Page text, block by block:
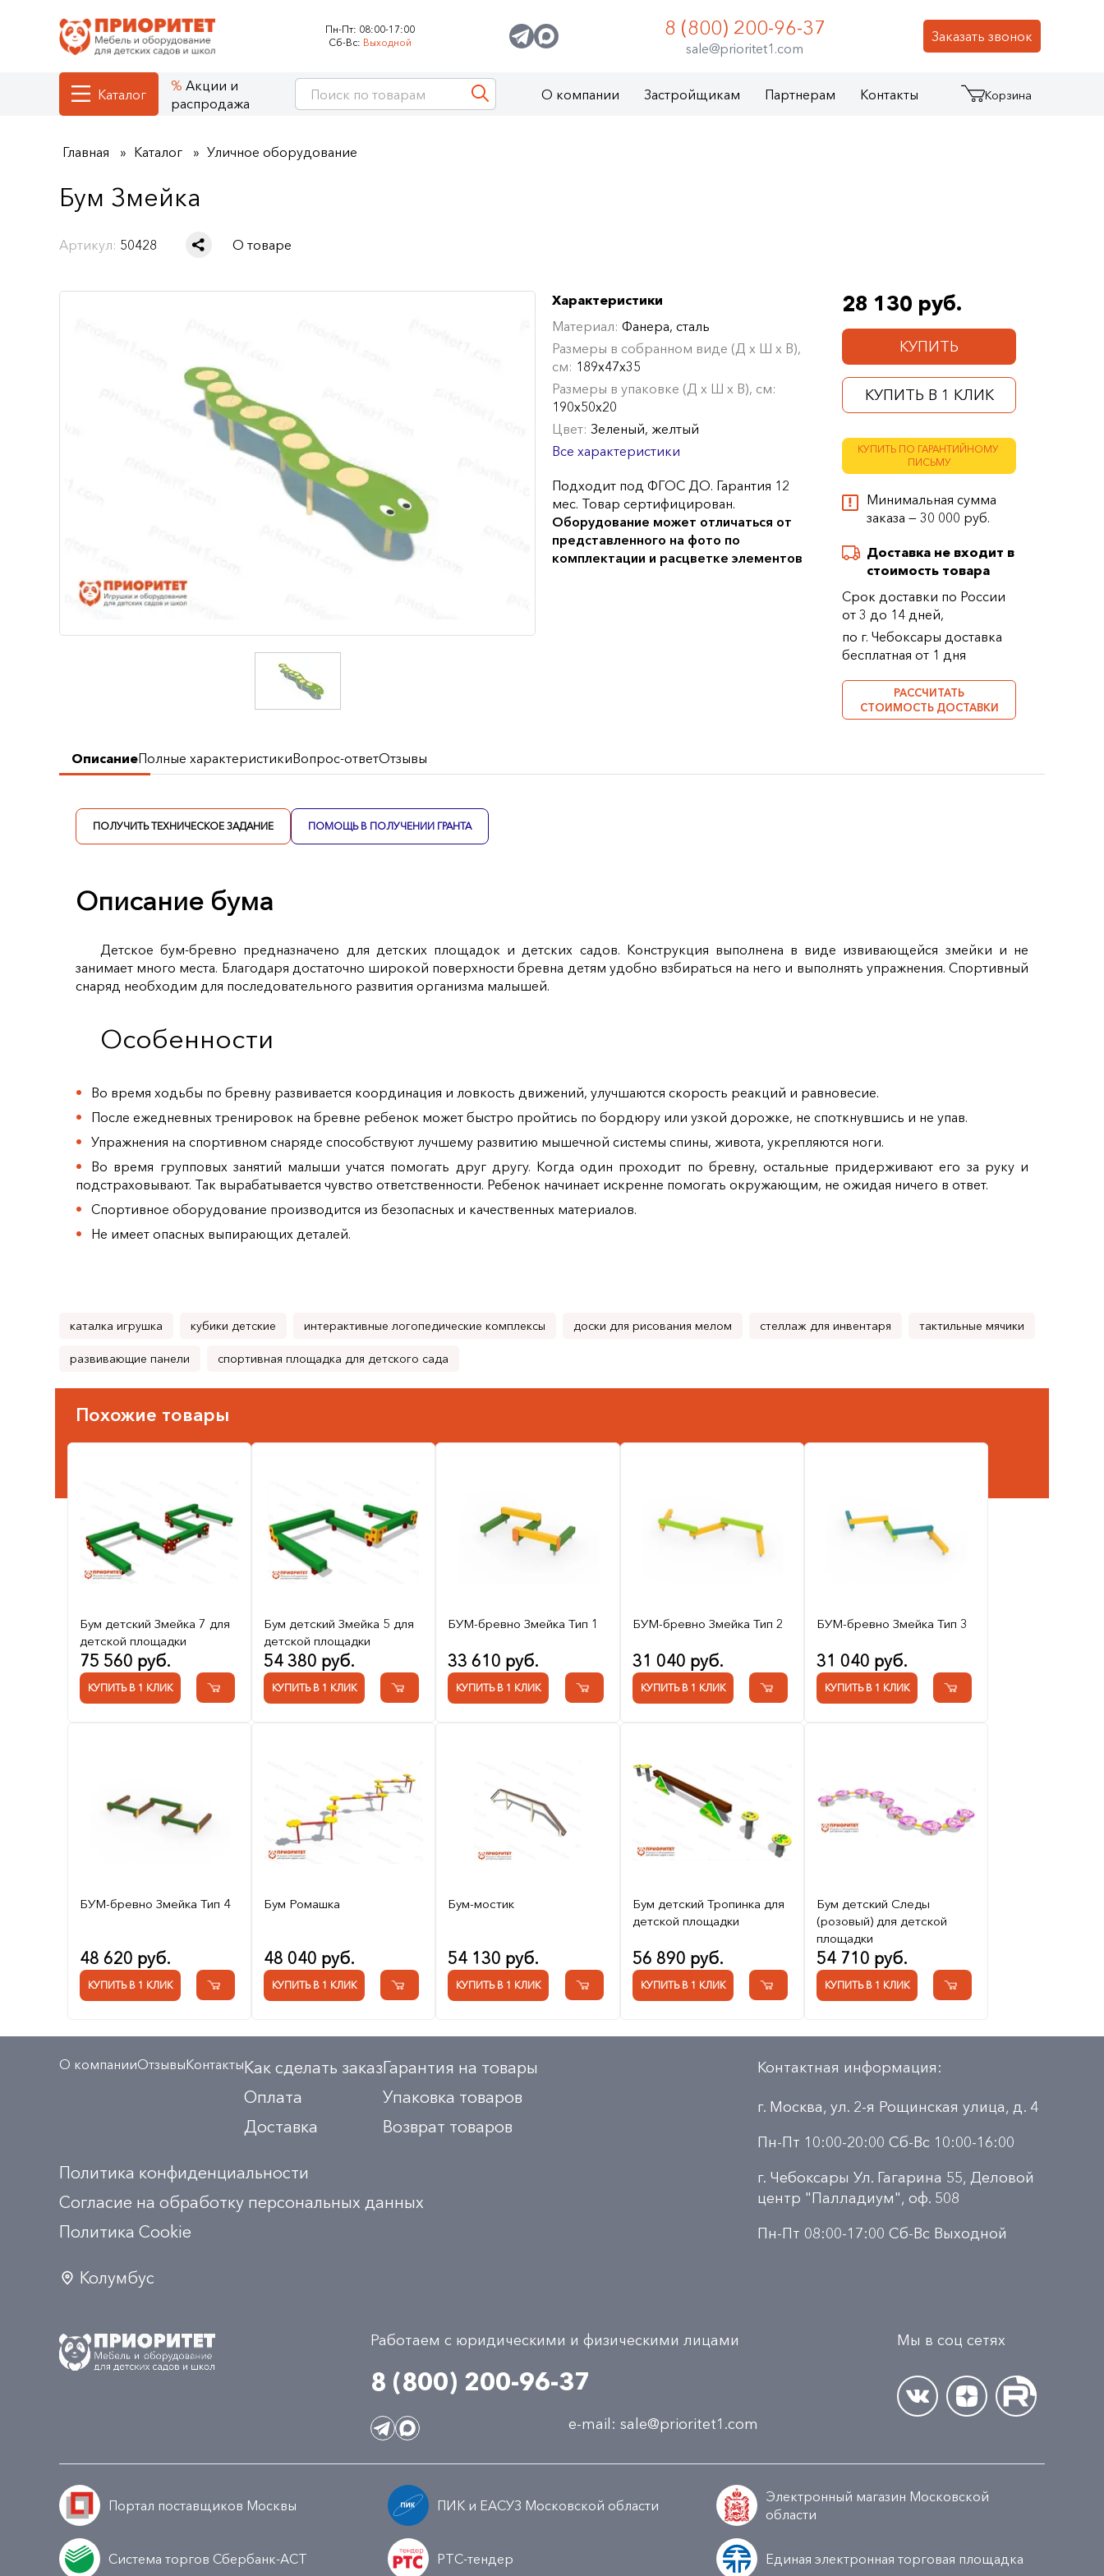
Пн-Пт: 08:00-17:00
Сб-Вс: Выходной Заказать звонок
8 (800) 200-96-37
sale@prioritet1.com
Каталог
Акции и
распродажа
О компании Застройщикам Партнерам Контакты Корзина
Главная Каталог Уличное оборудование
Бум Змейка
Артикул: 50428 О товаре
28 130 руб.
КУПИТЬ
КУПИТЬ В 1 КЛИК
КУПИТЬ ПО ГАРАНТИЙНОМУ
ПИСЬМУ
Минимальная сумма
заказа — 30 000 руб.
Доставка не входит в
стоимость товара
Срок доставки по России
от 3 до 14 дней,
по г. Чебоксары доставка
бесплатная от 1 дня
РАССЧИТАТЬ
СТОИМОСТЬ ДОСТАВКИ
Характеристики
Материал: Фанера, сталь
Размеры в собранном виде (Д х Ш х В),
см: 189х47х35
Размеры в упаковке (Д х Ш х В), см:
190х50х20
Цвет: Зеленый, желтый
Все характеристики
Подходит под ФГОС ДО. Гарантия 12
мес. Товар сертифицирован.
Оборудование может отличаться от
представленного на фото по
комплектации и расцветке элементов
ОписаниеПолные характеристикиВопрос-ответОтзывы
ПОЛУЧИТЬ ТЕХНИЧЕСКОЕ ЗАДАНИЕ ПОМОЩЬ В ПОЛУЧЕНИИ ГРАНТА
Описание бума
Детское бум-бревно предназначено для детских площадок и детских садов. Конструкция выполнена в виде извивающейся змейки и не
занимает много места. Благодаря достаточно широкой поверхности бревна детям удобно взбираться на него и выполнять упражнения. Спортивный
снаряд необходим для последовательного развития организма малышей.
Особенности
Во время ходьбы по бревну развивается координация и ловкость движений, улучшаются скорость реакций и равновесие.
После ежедневных тренировок на бревне ребенок может быстро пройтись по бордюру или узкой дорожке, не споткнувшись и не упав.
Упражнения на спортивном снаряде способствуют лучшему развитию мышечной системы спины, живота, укрепляются ноги.
Во время групповых занятий малыши учатся помогать друг другу. Когда один проходит по бревну, остальные придерживают его за руку и
подстраховывают. Так вырабатывается чувство ответственности. Ребенок начинает искренне помогать окружающим, не ожидая ничего в ответ.
Спортивное оборудование производится из безопасных и качественных материалов.
Не имеет опасных выпирающих деталей.
каталка игрушка кубики детские интерактивные логопедические комплексы доски для рисования мелом стеллаж для инвентаря тактильные мячики
развивающие панели спортивная площадка для детского сада
Похожие товары
Бум детский Змейка 7 для
детской площадки
75 560 руб.
КУПИТЬ В 1 КЛИК
Бум детский Змейка 5 для
детской площадки
54 380 руб.
КУПИТЬ В 1 КЛИК
БУМ-бревно Змейка Тип 1
33 610 руб.
КУПИТЬ В 1 КЛИК
БУМ-бревно Змейка Тип 2
31 040 руб.
КУПИТЬ В 1 КЛИК
БУМ-бревно Змейка Тип 3
31 040 руб.
КУПИТЬ В 1 КЛИК
БУМ-бревно Змейка Тип 4
48 620 руб.
КУПИТЬ В 1 КЛИК
Бум Ромашка
48 040 руб.
КУПИТЬ В 1 КЛИК
Бум-мостик
54 130 руб.
КУПИТЬ В 1 КЛИК
Бум детский Тропинка для
детской площадки
56 890 руб.
КУПИТЬ В 1 КЛИК
Бум детский Следы
(розовый) для детской
площадки
54 710 руб.
КУПИТЬ В 1 КЛИК
О компанииОтзывыКонтактыКак сделать заказ
Оплата
Доставка
Гарантия на товары
Упаковка товаров
Возврат товаров
Политика конфиденциальности
Согласие на обработку персональных данных
Политика Сookie
Колумбус
Контактная информация:
г. Москва, ул. 2-я Рощинская улица, д. 4
Пн-Пт 10:00-20:00 Сб-Вс 10:00-16:00
г. Чебоксары Ул. Гагарина 55, Деловой
центр "Палладиум", оф. 508
Пн-Пт 08:00-17:00 Сб-Вс Выходной
Работаем с юридическими и физическими лицами
8 (800) 200-96-37
e-mail: sale@prioritet1.com
Мы в соц сетях
Портал поставщиков Москвы ПИК и ЕАСУЗ Московской области
Электронный магазин Московской
области
Система торгов Сбербанк-АСТ РТС-тендер Единая электронная торговая площадка